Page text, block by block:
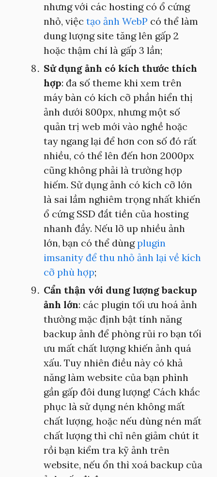
nhưng với các hosting có ổ cứng
nhỏ, việc tạo ảnh WebP có thể làm
dung lượng site tăng lên gấp 2
hoặc thậm chí là gấp 3 lần;
Sử dụng ảnh có kích thước thích
hợp: đa số theme khi xem trên
máy bàn có kích cỡ phần hiển thị
ảnh dưới 800px, nhưng một số
quản trị web mới vào nghề hoặc
tay ngang lại để hơn con số đó rất
nhiều, có thể lên đến hơn 2000px
cũng không phải là trường hợp
hiếm. Sử dụng ảnh có kích cỡ lớn
là sai lầm nghiêm trọng nhất khiến
ổ cứng SSD đắt tiền của hosting
nhanh đầy. Nếu lỡ up nhiều ảnh
lớn, bạn có thể dùngplugin
imsanity để thu nhỏ ảnh lại về kích
cỡ phù hợp;
Cẩn thận với dung lượng backup
ảnh lớn: các plugin tối ưu hoá ảnh
thường mặc định bật tính năng
backup ảnh để phòng rủi ro bạn tối
ưu mất chất lượng khiến ảnh quá
xấu. Tuy nhiên điều này có khả
năng làm website của bạn phình
gần gấp đôi dung lượng! Cách khắc
phục là sử dụng nén không mất
chất lượng, hoặc nếu dùng nén mất
chất lượng thì chỉ nên giảm chút ít
rồi bạn kiểm tra kỹ ảnh trên
website, nếu ổn thì xoá backup của